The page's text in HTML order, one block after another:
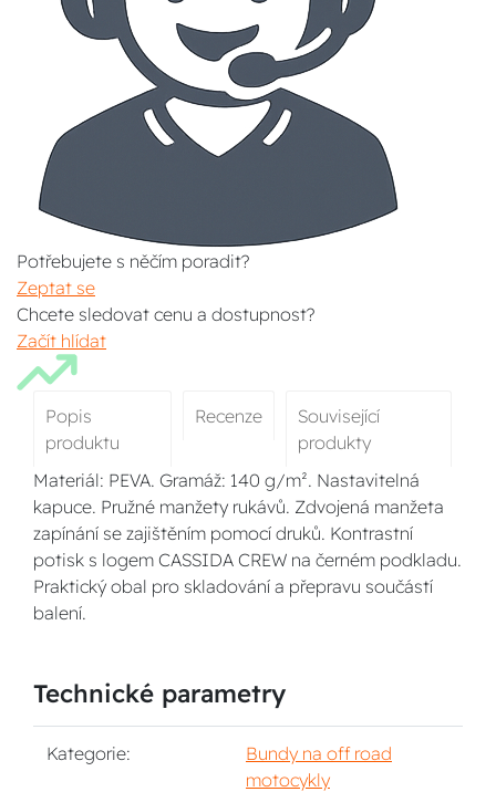
Potřebujete s něčím poradit?
Zeptat se
Chcete sledovat cenu a dostupnost?
Začít hlídat
Popis
produktu
Recenze
Související
produkty
Materiál: PEVA. Gramáž: 140 g/m². Nastavitelná
kapuce. Pružné manžety rukávů. Zdvojená manžeta
zapínání se zajištěním pomocí druků. Kontrastní
potisk s logem CASSIDA CREW na černém podkladu.
Praktický obal pro skladování a přepravu součástí
balení.
Technické parametry
Kategorie:
Bundy na off road
motocykly